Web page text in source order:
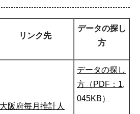
リンク先
データの探し
方
大阪府毎月推計人
データの探し
方（PDF：1,
045KB）